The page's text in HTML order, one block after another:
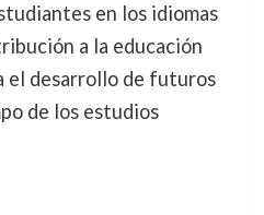
en los idiomas
a la educación
el desarrollo de futuros
de los estudios